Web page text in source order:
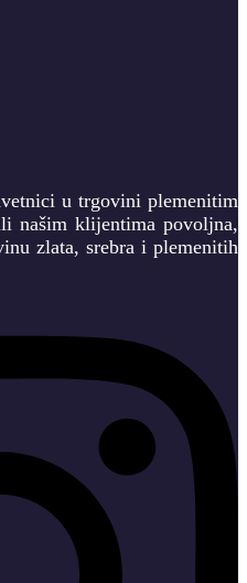
u trgovini plemenitim
našim klijentima povoljna,
zlata, srebra i plemenitih